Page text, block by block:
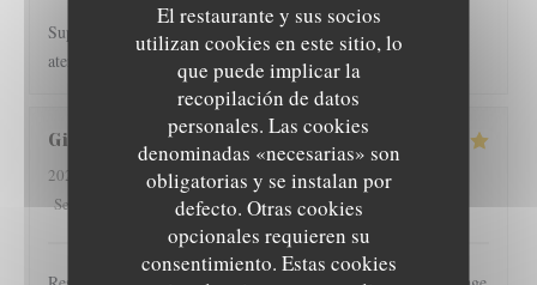
El restaurante y sus socios
utilizan cookies en este sitio, lo
que puede implicar la
recopilación de datos
personales. Las cookies
denominadas «necesarias» son
obligatorias y se instalan por
defecto. Otras cookies
opcionales requieren su
consentimiento. Estas cookies
Super recomendado, la terraza bien ubicada, el personal muy
atento y la comida excelente. ☺️
Gilles
2026-08-01
- 19:30 - Invitados 2
Servicio
Ambiente:3/5 Menú: 5/5 Calidad / Precio